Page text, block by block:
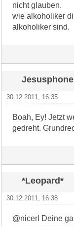
nicht glauben.
wie alkoholiker
alkoholiker sind.
Jesusphone
30.12.2011, 16:35
Boah, Ey! Jetzt
gedreht.
*Leopard*
30.12.2011, 16:38
@nicerl Deine